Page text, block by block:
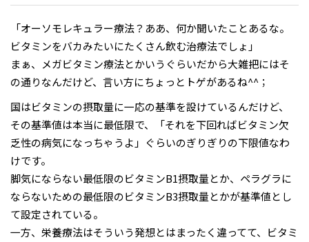
「オーソモレキュラー療法？ああ、何か聞いたことあるな。
ビタミンをバカみたいにたくさん飲む治療法でしょ」
まぁ、メガビタミン療法とかいうぐらいだから大雑把にはそ
の通りなんだけど、言い方にちょっとトゲがあるね^^；
国はビタミンの摂取量に一応の基準を設けているんだけど、
その基準値は本当に最低限で、「それを下回ればビタミン欠
乏性の病気になっちゃうよ」ぐらいのぎりぎりの下限値なわ
けです。
脚気にならない最低限のビタミンB1摂取量とか、ペラグラに
ならないための最低限のビタミンB3摂取量とかが基準値とし
て設定されている。
一方、栄養療法はそういう発想とはまったく違ってて、ビタミ